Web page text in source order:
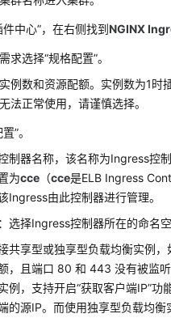
件中心”，在右侧找到NGINX
求选择“规格配置”。
例数和资源配额。实例数为1
法正常使用，请谨慎选择。
置”。
制器名称，该名称为Ingress控
为cce （cce是ELB Ingress
Ingress由此控制器进行管理。
：选择Ingress控制器所在的命名空
共享型或独享型负载均衡实例
，且端口 80 和 443 没有被监听
例，支持开启“获取客户端IP”
的源IP。而使用独享型负载均衡